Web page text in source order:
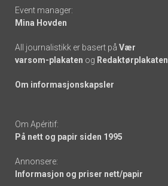
Event manager:
Mina Hovden
All journalistikk er basert på Vær
varsom-plakaten og Redaktørplakaten
Om informasjonskapsler
Om Apéritif:
På nett og papir siden 1995
Annonsere:
Informasjon og priser nett/papir